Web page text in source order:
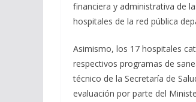
financiera y administrativa de
hospitales de la red pública
Asimismo, los 17 hospitales
respectivos programas de
técnico de la Secretaría de
evaluación por parte del